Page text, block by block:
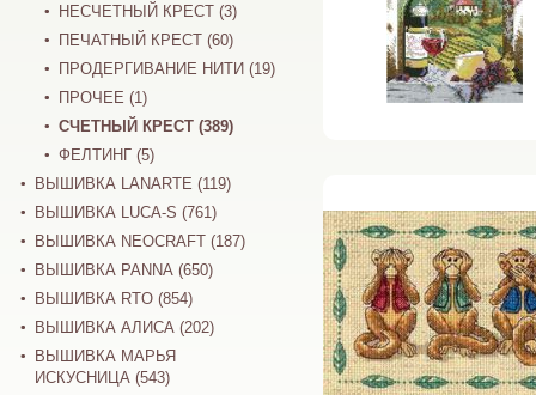
НЕСЧЕТНЫЙ КРЕСТ (3)
ПЕЧАТНЫЙ КРЕСТ (60)
ПРОДЕРГИВАНИЕ НИТИ (19)
ПРОЧЕЕ (1)
СЧЕТНЫЙ КРЕСТ (389)
ФЕЛТИНГ (5)
ВЫШИВКА LANARTE (119)
ВЫШИВКА LUCA-S (761)
ВЫШИВКА NEOCRAFT (187)
ВЫШИВКА PANNA (650)
ВЫШИВКА RTO (854)
ВЫШИВКА АЛИСА (202)
ВЫШИВКА МАРЬЯ
ИСКУСНИЦА (543)